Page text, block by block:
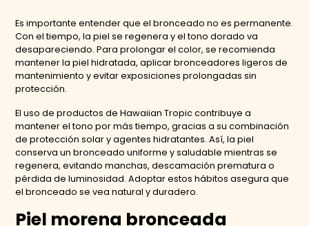
Es importante entender que el bronceado no es permanente.
Con el tiempo, la piel se regenera y el tono dorado va
desapareciendo. Para prolongar el color, se recomienda
mantener la piel hidratada, aplicar bronceadores ligeros de
mantenimiento y evitar exposiciones prolongadas sin
protección.
El uso de productos de Hawaiian Tropic contribuye a
mantener el tono por más tiempo, gracias a su combinación
de protección solar y agentes hidratantes. Así, la piel
conserva un bronceado uniforme y saludable mientras se
regenera, evitando manchas, descamación prematura o
pérdida de luminosidad. Adoptar estos hábitos asegura que
el bronceado se vea natural y duradero.
Piel morena bronceada